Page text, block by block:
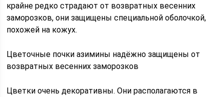
крайне редко страдают от возвратных весенних
заморозков, они защищены специальной оболочкой,
похожей на кожух.
Цветочные почки азимины надёжно защищены от
возвратных весенних заморозков
Цветки очень декоративны. Они располагаются в